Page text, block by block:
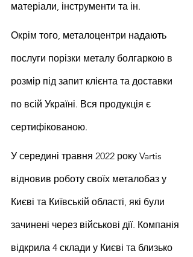
матеріали, інструменти та ін.
Окрім того, металоцентри надають
послуги порізки металу болгаркою в
розмір під запит клієнта та доставки
по всій Україні. Вся продукція є
сертифікованою.
У середині травня 2022 року Vartis
відновив роботу своїх металобаз у
Києві та Київській області, які були
зачинені через військові дії. Компанія
відкрила 4 склади у Києві та близько